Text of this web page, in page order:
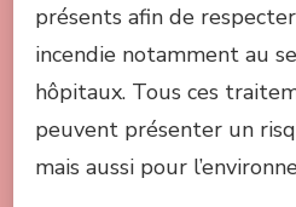
présents afin de
incendie notamment au
hôpitaux. Tous ces
peuvent présenter un
mais aussi pour